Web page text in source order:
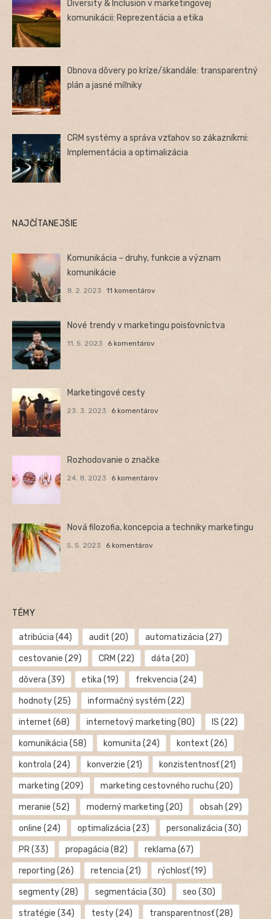
Diversity & Inclusion v marketingovej
komunikácii: Reprezentácia a etika
Obnova dôvery po kríze/škandále: transparentný
plán a jasné míľniky
CRM systémy a správa vzťahov so zákazníkmi:
Implementácia a optimalizácia
NAJČÍTANEJŠIE
Komunikácia – druhy, funkcie a význam
komunikácie
8. 2. 2023 11 komentárov
Nové trendy v marketingu poisťovníctva
11. 5. 2023 6 komentárov
Marketingové cesty
23. 3. 2023 6 komentárov
Rozhodovanie o značke
24. 8. 2023 6 komentárov
Nová filozofia, koncepcia a techniky marketingu
5. 5. 2023 6 komentárov
TÉMY
atribúcia (44) audit (20) automatizácia (27)
cestovanie (29) CRM (22) dáta (20)
dôvera (39) etika (19) frekvencia (24)
hodnoty(25) informačný systém (22)
internet (68) internetový marketing (80) IS (22)
komunikácia (58) komunita (24) kontext (26)
kontrola (24) konverzie (21) konzistentnosť(21)
marketing (209) marketing cestovného ruchu (20)
meranie (52) moderný marketing (20) obsah (29)
online (24) optimalizácia (23) personalizácia (30)
PR(33) propagácia (82) reklama (67)
reporting (26) retencia (21) rýchlosť(19)
segmenty(28) segmentácia (30) seo (30)
stratégie (34) testy(24) transparentnosť(28)